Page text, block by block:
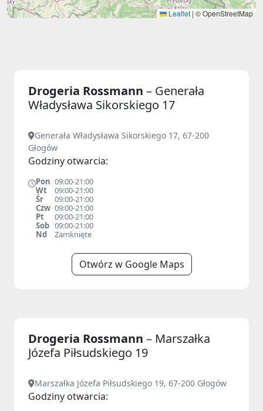
Leaflet | © OpenStreetMap
Drogeria Rossmann – Generała
Władysława Sikorskiego 17
Generała Władysława Sikorskiego 17, 67-200
Głogów
Godziny otwarcia:
Pon 09:00-21:00
Wt
09:00-21:00
Śr
09:00-21:00
Czw 09:00-21:00
Pt
09:00-21:00
Sob 09:00-21:00
Nd
Zamknięte
Otwórz w Google Maps
Drogeria Rossmann – Marszałka
Józefa Piłsudskiego 19
Marszałka Józefa Piłsudskiego 19, 67-200 Głogów
Godziny otwarcia: